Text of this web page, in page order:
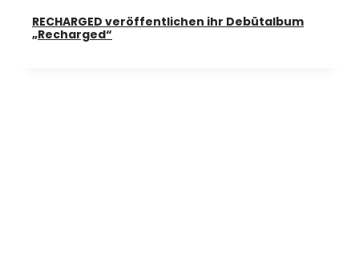
RECHARGED veröffentlichen ihr Debütalbum
„Recharged“